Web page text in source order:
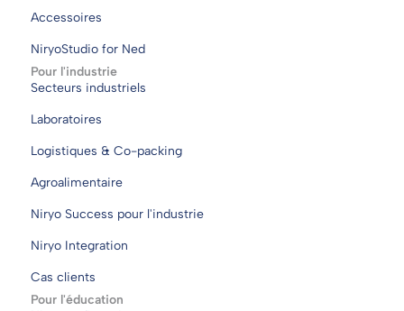
Accessoires
NiryoStudio for Ned
Pour l'industrie
Secteurs industriels
Laboratoires
Logistiques & Co-packing
Agroalimentaire
Niryo Success pour l'industrie
Niryo Integration
Cas clients
Pour l'éducation